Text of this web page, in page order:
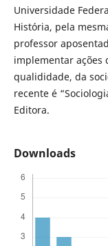
Universidade
História, pela
professor
implementar ações
qualididade, da
recente é
Editora.
Downloads